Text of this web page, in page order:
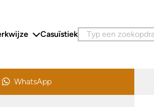
Casuïstiek
stuur een bericht op
WhatsApp